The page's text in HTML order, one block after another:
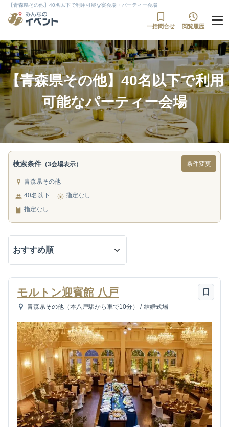
【青森県その他】40名以下で利用可能な宴会場・パーティー会場
一括問合せ 閲覧履歴
【青森県その他】40名以下で利用
可能なパーティー会場
検索条件 （3会場表示） 条件変更
青森県その他
40名以下
指定なし
指定なし
モルトン迎賓館 八戸
青森県その他（本八戸駅から車で10分） / 結婚式場